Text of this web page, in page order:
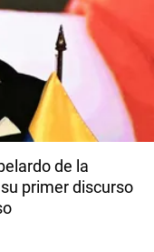
de la
primer discurso